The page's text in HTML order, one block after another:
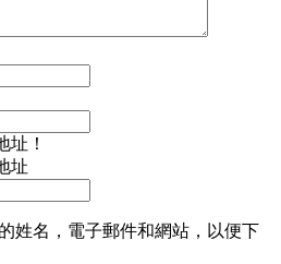
址！
址
姓名，電子郵件和網站，以便下